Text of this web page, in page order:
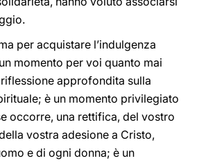
per acquistare l’indulgenza
momento per voi quanto mai
approfondita sulla
è un momento privilegiato
occorre, una rettifica, del vostro
vostra adesione a Cristo,
e di ogni donna; è un